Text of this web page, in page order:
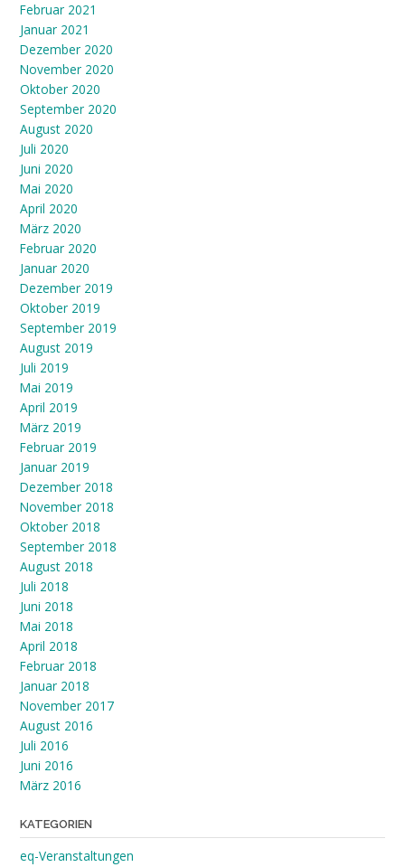
Februar 2021
Januar 2021
Dezember 2020
November 2020
Oktober 2020
September 2020
August 2020
Juli 2020
Juni 2020
Mai 2020
April 2020
März 2020
Februar 2020
Januar 2020
Dezember 2019
Oktober 2019
September 2019
August 2019
Juli 2019
Mai 2019
April 2019
März 2019
Februar 2019
Januar 2019
Dezember 2018
November 2018
Oktober 2018
September 2018
August 2018
Juli 2018
Juni 2018
Mai 2018
April 2018
Februar 2018
Januar 2018
November 2017
August 2016
Juli 2016
Juni 2016
März 2016
KATEGORIEN
eq-Veranstaltungen